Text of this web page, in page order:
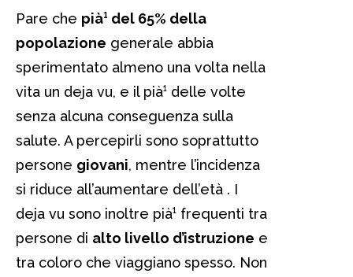
Pare che pià¹ del 65% della
popolazione generale abbia
sperimentato almeno una volta nella
vita un deja vu, e il pià¹ delle volte
senza alcuna conseguenza sulla
salute. A percepirli sono soprattutto
persone giovani, mentre l’incidenza
si riduce all’aumentare dell’età . I
deja vu sono inoltre pià¹ frequenti tra
persone di alto livello d’istruzione e
tra coloro che viaggiano spesso. Non